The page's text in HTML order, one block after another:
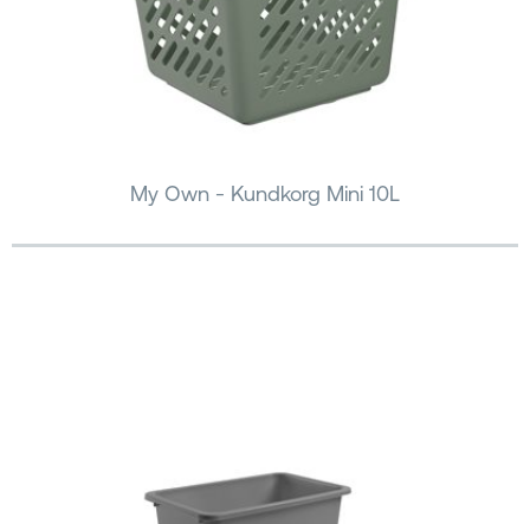
My Own - Kundkorg Mini 10L